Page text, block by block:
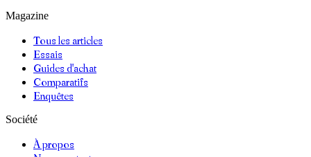
Magazine
Tous les articles
Essais
Guides d'achat
Comparatifs
Enquêtes
Société
À propos